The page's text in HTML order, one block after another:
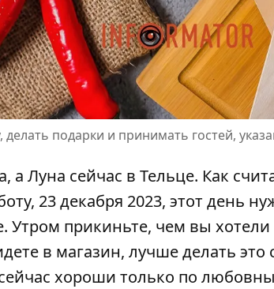
подарки и принимать гостей,
а Луна сейчас в Тельце. Как
23 декабря 2023, этот день
Утром прикиньте, чем вы
в магазин, лучше делать
хороши только по